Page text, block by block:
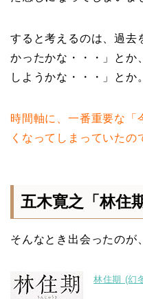
すると考えるのは、過去
かったかな・・・」とか
しようかな・・・」とか。
時間軸に、一番重要な「
くなってしまっていたの
五木寛之「林住
そんなとき出会ったのが
林住期 (幻